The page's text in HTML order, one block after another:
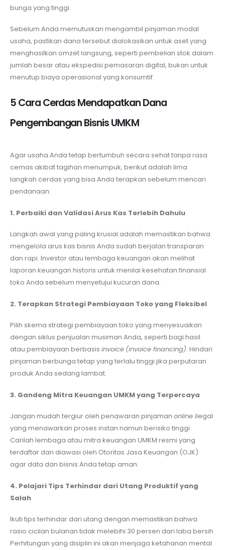
bunga yang tinggi.
Sebelum Anda memutuskan mengambil pinjaman modal
usaha, pastikan dana tersebut dialokasikan untuk aset yang
menghasilkan omzet langsung, seperti pembelian stok dalam
jumlah besar atau ekspedisi pemasaran digital, bukan untuk
menutup biaya operasional yang konsumtif.
5 Cara Cerdas Mendapatkan Dana
Pengembangan Bisnis UMKM
Agar usaha Anda tetap bertumbuh secara sehat tanpa rasa
cemas akibat tagihan menumpuk, berikut adalah lima
langkah cerdas yang bisa Anda terapkan sebelum mencari
pendanaan:
1. Perbaiki dan Validasi Arus Kas Terlebih Dahulu
Langkah awal yang paling krusial adalah memastikan bahwa
mengelola arus kas bisnis Anda sudah berjalan transparan
dan rapi. Investor atau lembaga keuangan akan melihat
laporan keuangan historis untuk menilai kesehatan finansial
toko Anda sebelum menyetujui kucuran dana.
2. Terapkan Strategi Pembiayaan Toko yang Fleksibel
Pilih skema strategi pembiayaan toko yang menyesuaikan
dengan siklus penjualan musiman Anda, seperti bagi hasil
atau pembiayaan berbasis invoice (invoice financing). Hindari
pinjaman berbunga tetap yang terlalu tinggi jika perputaran
produk Anda sedang lambat.
3. Gandeng Mitra Keuangan UMKM yang Terpercaya
Jangan mudah tergiur oleh penawaran pinjaman online ilegal
yang menawarkan proses instan namun berisiko tinggi.
Carilah lembaga atau mitra keuangan UMKM resmi yang
terdaftar dan diawasi oleh Otoritas Jasa Keuangan (OJK)
agar data dan bisnis Anda tetap aman.
4. Pelajari Tips Terhindar dari Utang Produktif yang
Salah
Ikuti tips terhindar dari utang dengan memastikan bahwa
rasio cicilan bulanan tidak melebihi 30 persen dari laba bersih.
Perhitungan yang disiplin ini akan menjaga ketahanan mental